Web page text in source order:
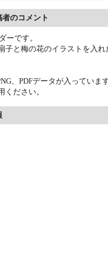
のコメント
ーです。
子と梅の花のイラストを入れ
、PDFデータが入っています
ください。